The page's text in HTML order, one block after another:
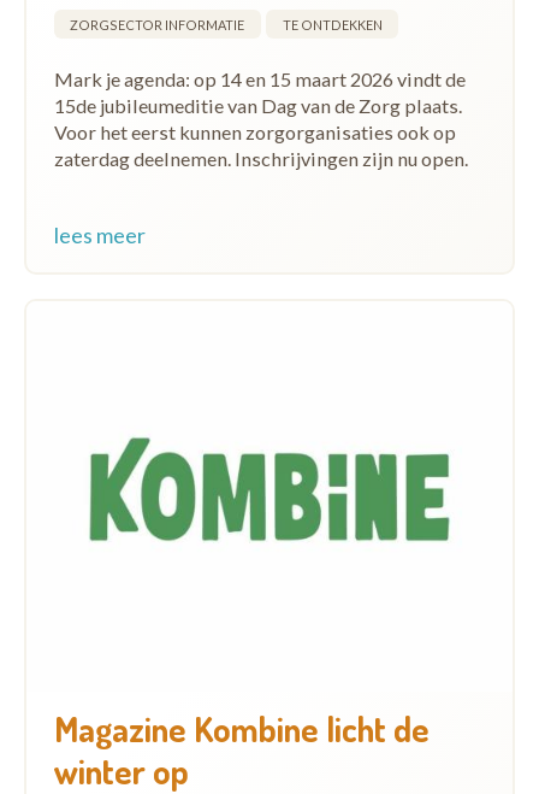
ZORGSECTOR INFORMATIE TE ONTDEKKEN
Mark je agenda: op 14 en 15 maart 2026 vindt de
15de jubileumeditie van Dag van de Zorg plaats.
Voor het eerst kunnen zorgorganisaties ook op
zaterdag deelnemen. Inschrijvingen zijn nu open.
lees meer
Magazine Kombine licht de
winter op